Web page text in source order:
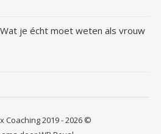
je écht moet weten als vrouw
Coaching 2019 - 2026 ©